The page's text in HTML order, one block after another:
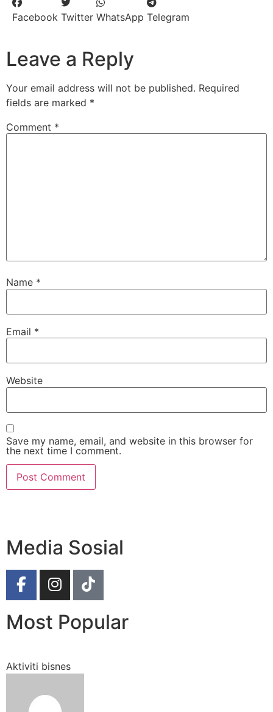
Facebook Twitter WhatsApp Telegram
Leave a Reply
Your email address will not be published. Required
fields are marked *
Comment *
Name *
Email *
Website
Save my name, email, and website in this browser for
the next time I comment.
Media Sosial
Most Popular
Aktiviti bisnes